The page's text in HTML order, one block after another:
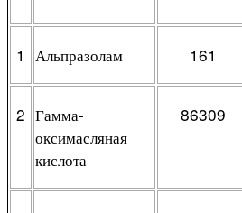
1 Альпразолам 161
2 Гамма-
оксимасляная
кислота
86309